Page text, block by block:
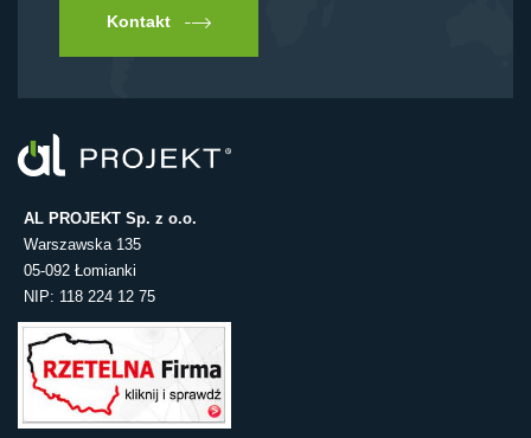
Kontakt
AL PROJEKT Sp. z o.o.
Warszawska 135
05-092 Łomianki
NIP: 118 224 12 75